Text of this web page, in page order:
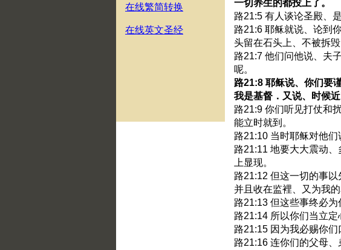
在线繁简转换
在线英文圣经
一切养生的都投上了。
路21:5 有人谈论圣殿、
路21:6 耶稣就说、论到
头留在石头上、不被拆毁
路21:7 他们问他说、夫
呢。
路21:8 耶稣说、你们要
我是基督．又说、时候
路21:9 你们听见打仗和
能立时就到。
路21:10 当时耶稣对他们
路21:11 地要大大震动
上显现。
路21:12 但这一切的事
并且收在监裡、又为我
路21:13 但这些事终必为
路21:14 所以你们当立定
路21:15 因为我必赐你们
路21:16 连你们的父母